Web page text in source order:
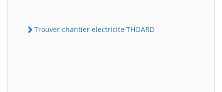
Trouver chantier electricite THOARD